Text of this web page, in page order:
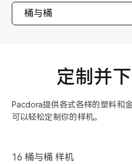
桶与桶
定制并
Pacdora提供各式各样的塑料和
可以轻松定制你的样机。
16 桶与桶 样机